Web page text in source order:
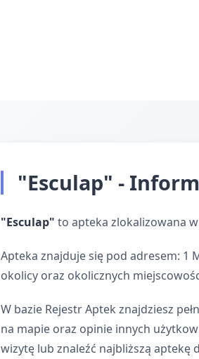
"Esculap" -
"Esculap" to apteka zlokalizowana
Apteka znajduje się pod adresem: 1
okolicy oraz okolicznych
W bazie Rejestr Aptek znajdziesz
na mapie oraz opinie innych
wizytę lub znaleźć najbliższą aptekę